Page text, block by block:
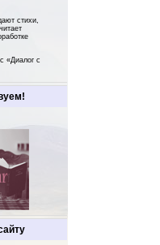
стихи,
«Диалог с